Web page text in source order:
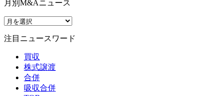
月別M&Aニュース
注目ニュースワード
買収
株式譲渡
合併
吸収合併